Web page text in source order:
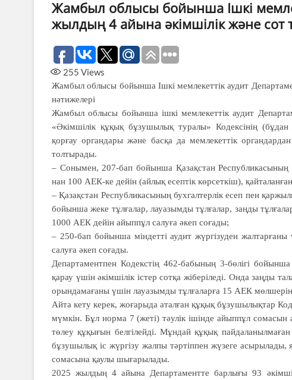
Жамбыл облысы бойынша Ішкі
жылдың 4 айына әкімшілік және сот
255 Views
Жамбыл облысы бойынша Ішкі мемлекеттік аудит
нәтижелері
Жамбыл облысы бойынша ішкі мемлекеттік аудит
«Әкімшілік құқық бұзушылық туралы» Кодексінің
қорғау органдары және басқа да мемлекеттік
толтырады.
– Сонымен, 207-бап бойынша Қазақстан
нан 100 АЕК-ке дейін (айлық есептік көрсеткіш),
– Қазақстан Республикасының бухгалтерлік есеп пен
бойынша жеке тұлғалар, лауазымды тұлғалар, заңды
1000 АЕК дейін айыппұл салуға әкеп соғады;
– 250-бап бойынша міндетті аудит жүргізуден
салуға әкеп соғады.
Департаментпен Кодекстің 462-бабының 3-бөлігі
қарау үшін әкімшілік істер сотқа жіберіледі. Онда заңды
орындамағаны үшін лауазымды тұлғаларға 15 АЕК
Айта кету керек, жоғарыда аталған құқық бұзушылықтар
мүмкін. Бұл норма 7 (жеті) тәулік ішінде айыппұл
төлеу құқығын белгілейді. Мұндай құқық
бұзушылық іс жүргізу жалпы тәртіппен жүзеге
сомасына қаулы шығарылады.
2025 жылдың 4 айына Департаментте барлығы 93